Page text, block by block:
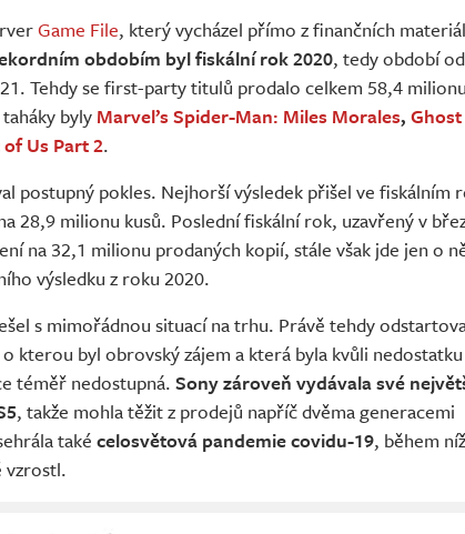
Game File, který vycházel přímo z finančních
obdobím byl fiskální rok 2020, tedy období od
Tehdy se first-party titulů prodalo celkem 58,4 milionu
byly Marvel’s Spider-Man: Miles Morales,
Us Part 2.
postupný pokles. Nejhorší výsledek přišel ve fiskálním
28,9 milionu kusů. Poslední fiskální rok, uzavřený v
na 32,1 milionu prodaných kopií, stále však jde jen o
výsledku z roku 2020.
s mimořádnou situací na trhu. Právě tehdy
kterou byl obrovský zájem a která byla kvůli nedostatku
téměř nedostupná.Sony zároveň vydávala své
, takže mohla těžit z prodejů napříč dvěma generacemi
také celosvětová pandemie covidu-19, během níž
vzrostl.